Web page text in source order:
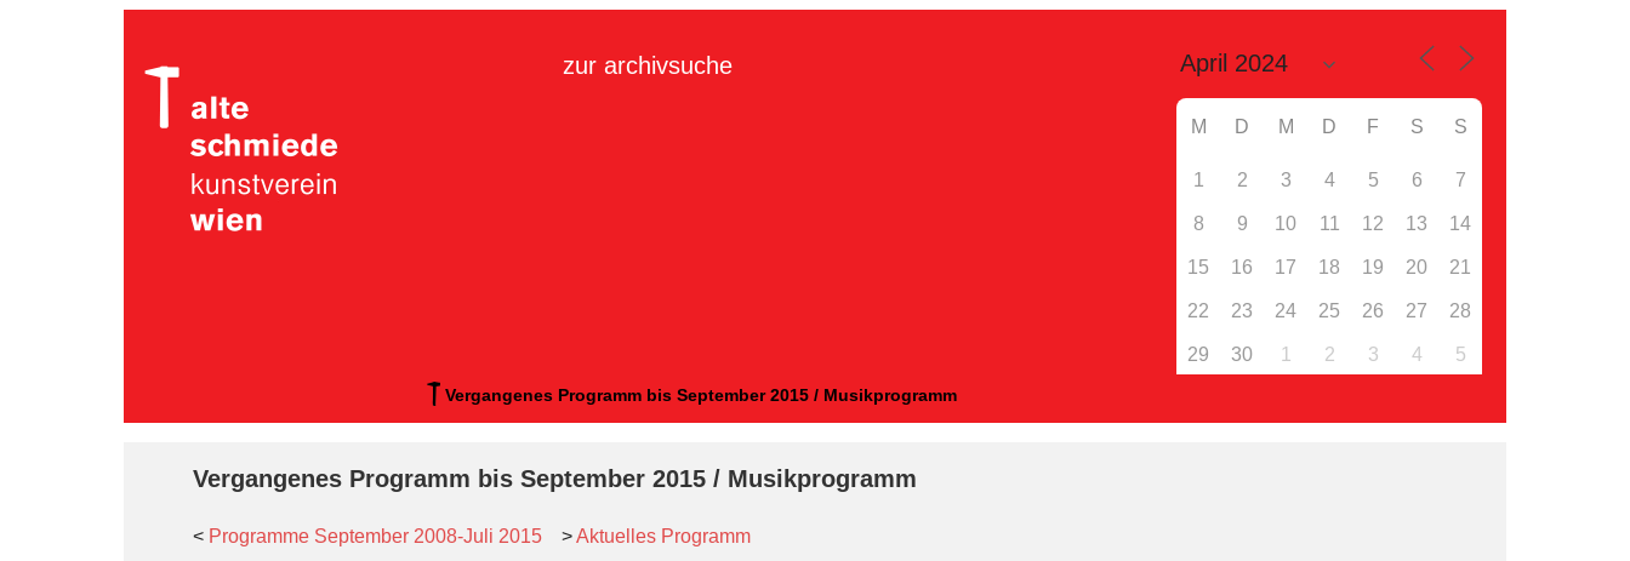
zur archivsuche
M D M D F S S
1 2 3 4 5 6 7
8 9 10 11 12 13 14
15 16 17 18 19 20 21
22 23 24 25 26 27 28
29 30 1 2 3 4 5
Vergangenes Programm bis September 2015 / Musikprogramm
Vergangenes Programm bis September 2015 / Musikprogramm
< Programme September 2008-Juli 2015 >Aktuelles Programm